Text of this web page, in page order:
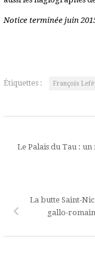
Notice terminée juin
Étiquettes : François
Le Palais du Tau :
La butte Saint-
gallo-